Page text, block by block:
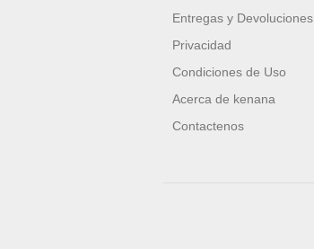
Entregas y Devoluciones
Privacidad
Condiciones de Uso
Acerca de kenana
Contactenos